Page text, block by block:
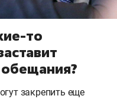
то
обещания?
закрепить еще